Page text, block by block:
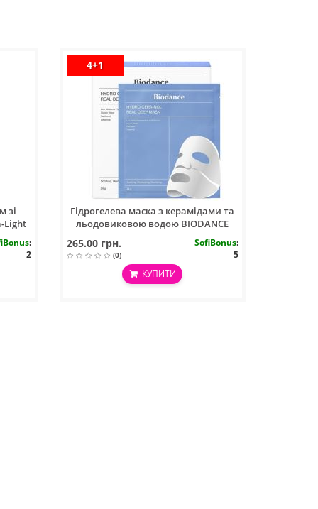
зі
Light
:
2
4+1
Гідрогелева маска з керамідами та
льодовиковою водою BIODANCE
Cera-nol Real Deep Mask
265.00 грн.
(0)
SofiBonus:
5
КУПИТИ